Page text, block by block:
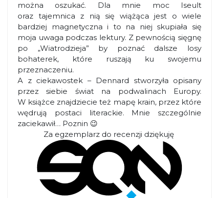
można oszukać. Dla mnie moc Iseult
oraz tajemnica z nią się wiążąca jest o wiele
bardziej magnetyczna i to na niej skupiała się
moja uwaga podczas lektury. Z pewnością sięgnę
po „Wiatrodzieja” by poznać dalsze losy
bohaterek, które ruszają ku swojemu
przeznaczeniu.
A z ciekawostek – Dennard stworzyła opisany
przez siebie świat na podwalinach Europy.
W książce znajdziecie też mapę krain, przez które
wędrują postaci literackie. Mnie szczególnie
zaciekawił… Poznin 😉
Za egzemplarz do recenzji dziękuję